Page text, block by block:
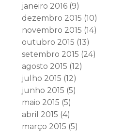
janeiro 2016(9)
dezembro 2015 (10)
novembro 2015 (14)
outubro 2015 (13)
setembro 2015 (24)
agosto 2015 (12)
julho 2015 (12)
junho 2015 (5)
maio 2015 (5)
abril 2015 (4)
março 2015 (5)